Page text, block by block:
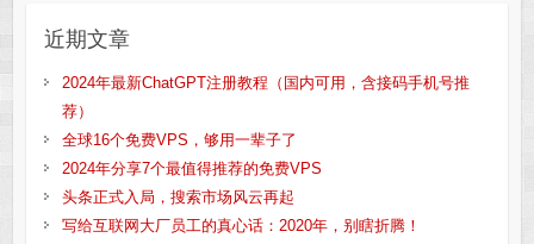
近期文章
2024年最新ChatGPT注册教程（国内可用，含接码手机号推
荐）
全球16个免费VPS，够用一辈子了
2024年分享7个最值得推荐的免费VPS
头条正式入局，搜索市场风云再起
写给互联网大厂员工的真心话：2020年，别瞎折腾！